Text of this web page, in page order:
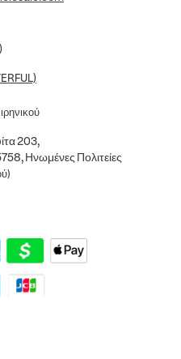
203,
Ηνωμένες Πολιτείες